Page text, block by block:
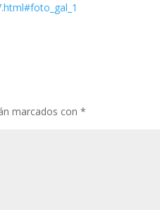
marcados con*